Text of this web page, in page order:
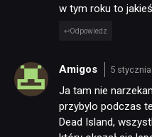
w tym roku to
Odpowiedz
Amigos 5
Ja tam nie
przybylo podczas
Dead Island,